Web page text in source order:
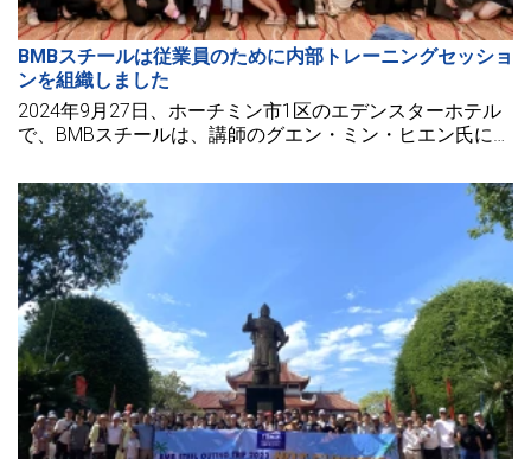
BMBスチールは従業員のために内部トレーニングセッショ
ンを組織しました
2024年9月27日、ホーチミン市1区のエデンスターホテル
で、BMBスチールは、講師のグエン・ミン・ヒエン氏によ
応用」というテーマの従業員向け内部研修を開催しまし
た。